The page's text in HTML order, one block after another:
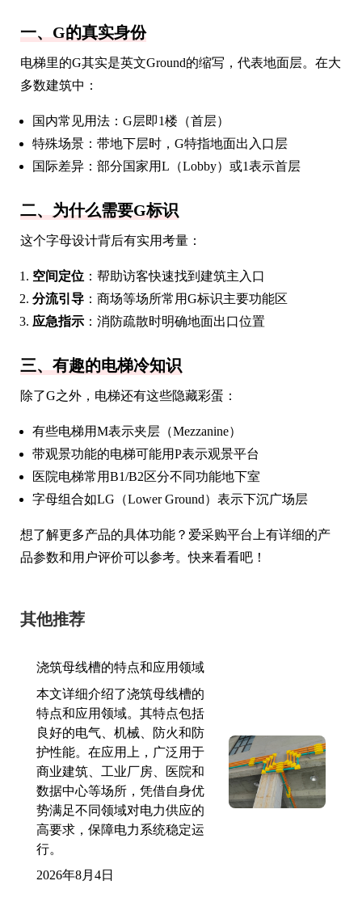
一、G的真实身份
电梯里的G其实是英文Ground的缩写，代表地面层。在大
多数建筑中：
国内常见用法：G层即1楼（首层）
特殊场景：带地下层时，G特指地面出入口层
国际差异：部分国家用L（Lobby）或1表示首层
二、为什么需要G标识
这个字母设计背后有实用考量：
空间定位 ：帮助访客快速找到建筑主入口
分流引导 ：商场等场所常用G标识主要功能区
应急指示 ：消防疏散时明确地面出口位置
三、有趣的电梯冷知识
除了G之外，电梯还有这些隐藏彩蛋：
有些电梯用M表示夹层（Mezzanine）
带观景功能的电梯可能用P表示观景平台
医院电梯常用B1/B2区分不同功能地下室
字母组合如LG（Lower Ground）表示下沉广场层
想了解更多产品的具体功能？爱采购平台上有详细的产
品参数和用户评价可以参考。快来看看吧！
其他推荐
浇筑母线槽的特点和应用领域
本文详细介绍了浇筑母线槽的
特点和应用领域。其特点包括
良好的电气、机械、防火和防
护性能。在应用上，广泛用于
商业建筑、工业厂房、医院和
数据中心等场所，凭借自身优
势满足不同领域对电力供应的
高要求，保障电力系统稳定运
行。
2026年8月4日